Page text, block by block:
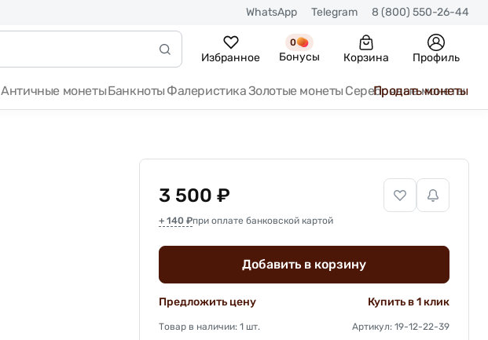
WhatsApp Telegram 8 (800) 550-26-44
Избранное
0
Бонусы Корзина Профиль
Античные монетыБанкноты ФалеристикаЗолотые монеты Серебряные монеты
Продать монеты
3 500 ₽
+ 140 ₽при оплате банковской картой
Добавить в корзину
Предложить цену Купить в 1 клик
Товар в наличии: 1 шт. Артикул: 19-12-22-39